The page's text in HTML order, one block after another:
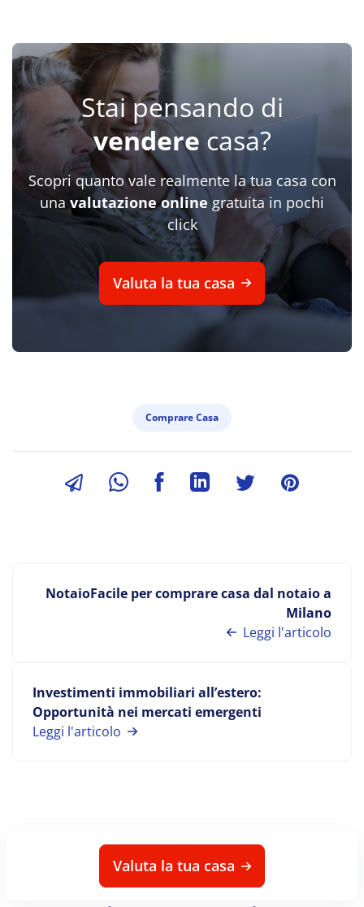
Stai pensando di
vendere casa?
Scopri quanto vale realmente la tua casa con
una valutazione onlinegratuita in pochi
click
Valuta la tua casa
Comprare Casa
NotaioFacile per comprare casa dal notaio a
Milano
Leggi l'articolo
Investimenti immobiliari all’estero:
Opportunità nei mercati emergenti
Leggi l'articolo
Potrebbero anche
Valuta la tua casa